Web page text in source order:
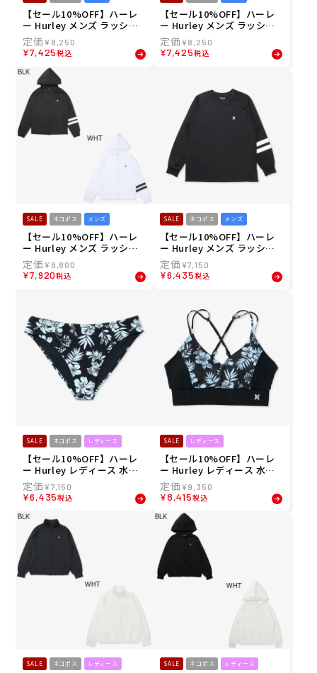
【セール10%OFF】ハーレ
ー Hurley メンズ ラッシュ
ガード PHANTOM ラッシュ
ブロックパーティ コンプレ
ッション ロングスリーブ M
SRG251003 26SU
¥ 8,250
¥7,425税込
【セール10%OFF】ハーレ
ー Hurley メンズ ラッシュ
ガード ラッシュ アイコン ブ
ロックパーティ ジップアッ
プ ジャケット MSRG261055
¥8,250
¥7,425税込
SALE ネコポス メンズ
【セール10%OFF】ハーレ
ー Hurley メンズ ラッシュ
ガード ラッシュ アイコン ブ
ロックパーティ ジップアッ
プ フーディ MSRG261053 2
¥ 8,800
¥7,920税込
SALE ネコポス メンズ
【セール10%OFF】ハーレ
ー Hurley メンズ ラッシュ
ガード ラッシュ アイコン ブ
ロックパーティ ロングスリ
ーブ Tシャツ MSRG261049
¥7,150
¥6,435税込
SALE ネコポス レディース
【セール10%OFF】ハーレ
ー Hurley レディース 水着
リブ スイッチング スイムウ
ェア ボトム WSSW261011 2
6SU
¥7,150
¥6,435税込
SALE レディース
【セール10%OFF】ハーレ
ー Hurley レディース 水着
リブ スイッチング スイムウ
ェア トップス WSSW26101
0 26SU
¥9,350
¥8,415税込
SALE ネコポス レディース SALE ネコポス レディース